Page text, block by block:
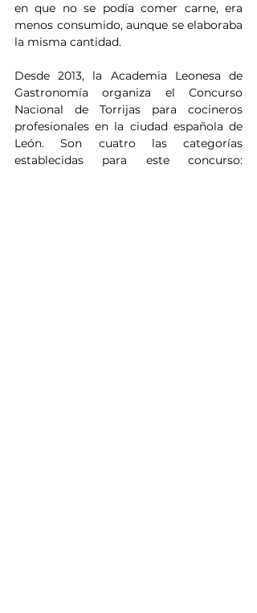
en que no se podía comer carne, era
menos consumido, aunque se elaboraba
la misma cantidad.
Desde 2013, la Academia Leonesa de
Gastronomía organiza el Concurso
Nacional de Torrijas para cocineros
profesionales en la ciudad española de
León. Son cuatro las categorías
establecidas para este concurso: